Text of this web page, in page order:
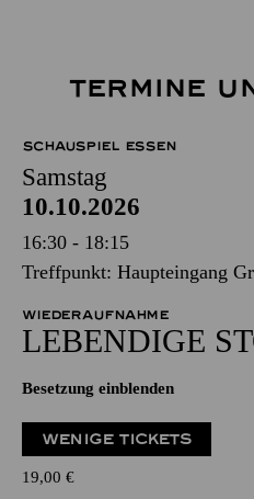
TERMINE
SCHAUSPIEL ESSEN
Samstag
10.10.2026
16:30 - 18:15
Treffpunkt: Haupteingang
WIEDERAUFNAHME
LEBENDIGE
Besetzung einblenden
WENIGE TICKETS
19,00 €